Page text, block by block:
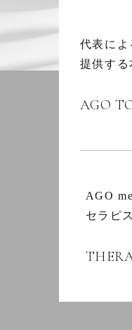
代表によ
提供する
AGO
セラピ